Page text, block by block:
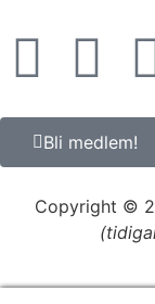
Bli medlem!
Copyright ©